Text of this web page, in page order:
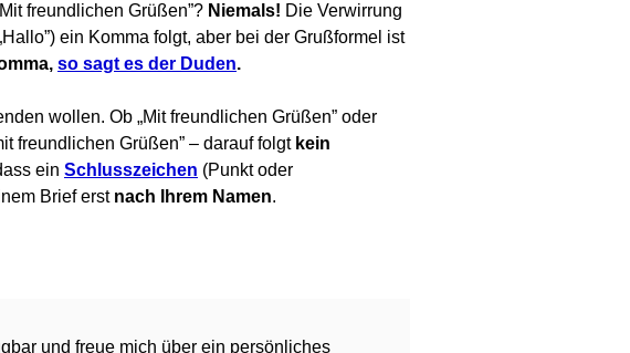
freundlichen Grüßen”? Niemals! Die Verwirrung
ein Komma folgt, aber bei der Grußformel ist
so sagt es der Duden.
wollen. Ob „Mit freundlichen Grüßen” oder
freundlichen Grüßen” – darauf folgt kein
ein Schlusszeichen (Punkt oder
Brief erst nach Ihrem Namen.
und freue mich über ein persönliches